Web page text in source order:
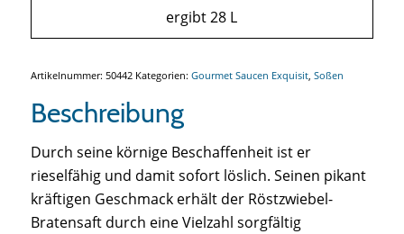
ergibt 28 L
Artikelnummer: 50442 Kategorien: Gourmet Saucen Exquisit, Soßen
Beschreibung
Durch seine körnige Beschaffenheit ist er
rieselfähig und damit sofort löslich. Seinen pikant
kräftigen Geschmack erhält der Röstzwiebel-
Bratensaft durch eine Vielzahl sorgfältig